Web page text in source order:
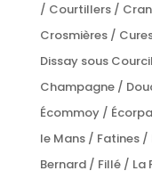
/ Courtillers /
Crosmières /
Dissay sous
Champagne /
Écommoy /
le Mans / Fatines /
Bernard / Fillé / La